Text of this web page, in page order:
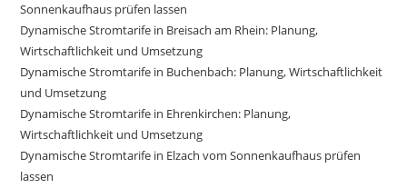
Sonnenkaufhaus prüfen lassen
Dynamische Stromtarife in Breisach am Rhein: Planung,
Wirtschaftlichkeit und Umsetzung
Dynamische Stromtarife in Buchenbach: Planung, Wirtschaftlichkeit
und Umsetzung
Dynamische Stromtarife in Ehrenkirchen: Planung,
Wirtschaftlichkeit und Umsetzung
Dynamische Stromtarife in Elzach vom Sonnenkaufhaus prüfen
lassen